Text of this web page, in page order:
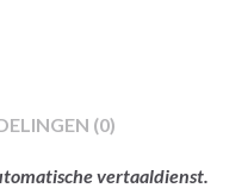
(0)
vertaaldienst.